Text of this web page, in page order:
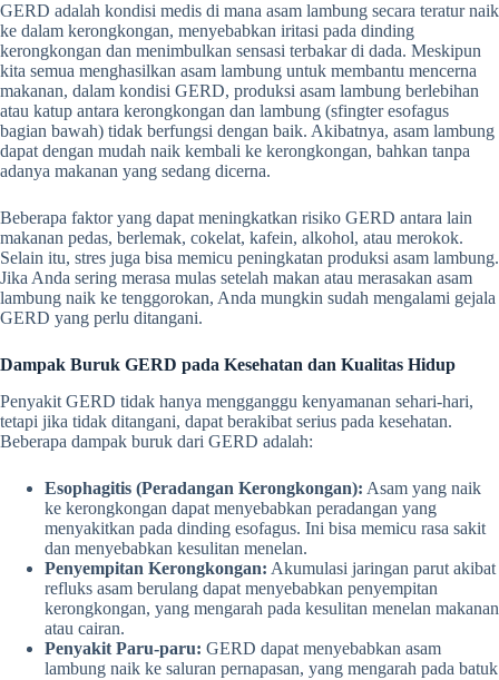
GERD adalah kondisi medis di mana asam lambung secara teratur naik
ke dalam kerongkongan, menyebabkan iritasi pada dinding
kerongkongan dan menimbulkan sensasi terbakar di dada. Meskipun
kita semua menghasilkan asam lambung untuk membantu mencerna
makanan, dalam kondisi GERD, produksi asam lambung berlebihan
atau katup antara kerongkongan dan lambung (sfingter esofagus
bagian bawah) tidak berfungsi dengan baik. Akibatnya, asam lambung
dapat dengan mudah naik kembali ke kerongkongan, bahkan tanpa
adanya makanan yang sedang dicerna.
Beberapa faktor yang dapat meningkatkan risiko GERD antara lain
makanan pedas, berlemak, cokelat, kafein, alkohol, atau merokok.
Selain itu, stres juga bisa memicu peningkatan produksi asam lambung.
Jika Anda sering merasa mulas setelah makan atau merasakan asam
lambung naik ke tenggorokan, Anda mungkin sudah mengalami gejala
GERD yang perlu ditangani.
Dampak Buruk GERD pada Kesehatan dan Kualitas Hidup
Penyakit GERD tidak hanya mengganggu kenyamanan sehari-hari,
tetapi jika tidak ditangani, dapat berakibat serius pada kesehatan.
Beberapa dampak buruk dari GERD adalah:
Esophagitis (Peradangan Kerongkongan): Asam yang naik
ke kerongkongan dapat menyebabkan peradangan yang
menyakitkan pada dinding esofagus. Ini bisa memicu rasa sakit
dan menyebabkan kesulitan menelan.
Penyempitan Kerongkongan: Akumulasi jaringan parut akibat
refluks asam berulang dapat menyebabkan penyempitan
kerongkongan, yang mengarah pada kesulitan menelan makanan
atau cairan.
Penyakit Paru-paru: GERD dapat menyebabkan asam
lambung naik ke saluran pernapasan, yang mengarah pada batuk